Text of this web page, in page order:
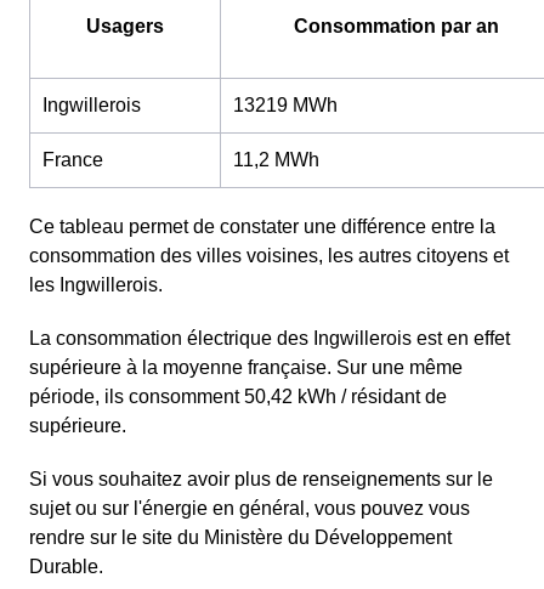
Usagers Consommation par an
Ingwillerois 13219 MWh
France 11,2 MWh
Ce tableau permet de constater une différence entre la
consommation des villes voisines, les autres citoyens et
les Ingwillerois.
La consommation électrique des Ingwillerois est en effet
supérieure à la moyenne française. Sur une même
période, ils consomment 50,42 kWh / résidant de
supérieure.
Si vous souhaitez avoir plus de renseignements sur le
sujet ou sur l'énergie en général, vous pouvez vous
rendre sur le site du Ministère du Développement
Durable.